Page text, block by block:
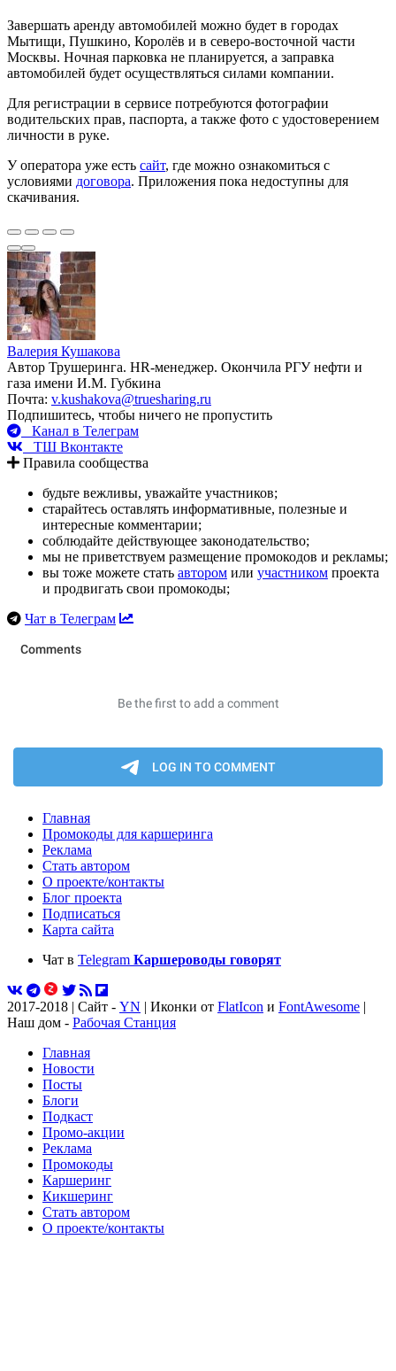
Завершать аренду автомобилей можно будет в городах
Мытищи, Пушкино, Королёв и в северо-восточной части
Москвы. Ночная парковка не планируется, а заправка
автомобилей будет осуществляться силами компании.
Для регистрации в сервисе потребуются фотографии
водительских прав, паспорта, а также фото с удостоверением
личности в руке.
У оператора уже есть сайт, где можно ознакомиться с
условиями договора. Приложения пока недоступны для
скачивания.
Валерия Кушакова
Автор Трушеринга. HR-менеджер. Окончила РГУ нефти и
газа имени И.М. Губкина
Почта: v.kushakova@truesharing.ru
Подпишитесь, чтобы ничего не пропустить
Канал в Телеграм
ТШ Вконтакте
Правила сообщества
будьте вежливы, уважайте участников;
старайтесь оставлять информативные, полезные и
интересные комментарии;
соблюдайте действующее законодательство;
мы не приветствуем размещение промокодов и рекламы;
вы тоже можете стать автором или участником проекта
и продвигать свои промокоды;
Чат в Телеграм
Главная
Промокоды для каршеринга
Реклама
Стать автором
О проекте/контакты
Блог проекта
Подписаться
Карта сайта
Чат в Telegram Каршероводы говорят
2017-2018 | Сайт - YN | Иконки от FlatIcon и FontAwesome |
Наш дом - Рабочая Станция
Главная
Новости
Посты
Блоги
Подкаст
Промо-акции
Реклама
Промокоды
Каршеринг
Кикшеринг
Стать автором
О проекте/контакты